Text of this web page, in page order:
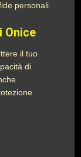
personali.
Onice
il tuo
di